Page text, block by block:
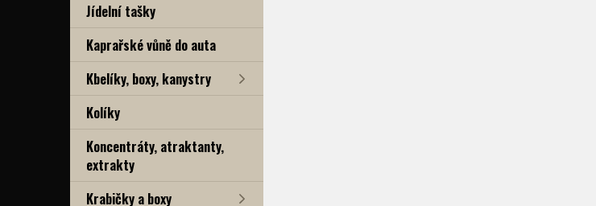
Jídelní tašky
Kaprařské vůně do auta
Kbelíky, boxy, kanystry
Kolíky
Koncentráty, atraktanty,
extrakty
Krabičky a boxy